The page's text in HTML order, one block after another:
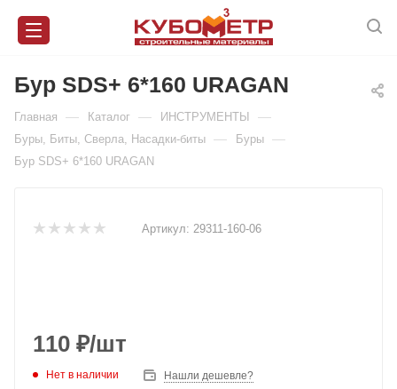
Бур SDS+ 6*160 URAGAN
Главная — Каталог — ИНСТРУМЕНТЫ —
Буры, Биты, Сверла, Насадки-биты — Буры —
Бур SDS+ 6*160 URAGAN
Артикул: 29311-160-06
110 ₽/шт
Нет в наличии Нашли дешевле?